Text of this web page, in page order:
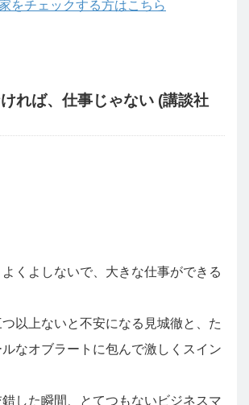
をチェックする方はこちら
れば、仕事じゃない (講談社
くよしないで、大きな仕事ができる
以上ないと不安になる見城徹と、た
なオブラートに包んで激しくスイン
した瞬間、とてつもないビジネスマ